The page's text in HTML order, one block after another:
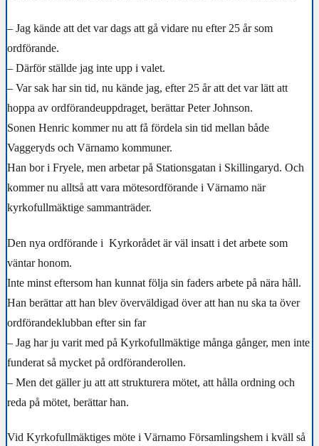
– Jag kände att det var dags att gå vidare nu efter 25 år som
ordförande.
– Därför ställde jag inte upp i valet.
– Var sak har sin tid, nu kände jag, efter 25 år att det var lätt att
hoppa av ordförandeuppdraget, berättar Peter Johnson.
Sonen Henric kommer nu att få fördela sin tid mellan både
Vaggeryds och Värnamo kommuner.
Han bor i Fryele, men arbetar på Stationsgatan i Skillingaryd. Och
kommer nu alltså att vara mötesordförande i Värnamo när
kyrkofullmäktige sammanträder.
Den nya ordförande i Kyrkorådet är väl insatt i det arbete som
väntar honom.
Inte minst eftersom han kunnat följa sin faders arbete på nära håll.
Han berättar att han blev överväldigad över att han nu ska ta över
ordförandeklubban efter sin far
– Jag har ju varit med på Kyrkofullmäktige många gånger, men inte
funderat så mycket på ordföranderollen.
– Men det gäller ju att att strukturera mötet, att hålla ordning och
reda på mötet, berättar han.
Vid Kyrkofullmäktiges möte i Värnamo Församlingshem i kväll så